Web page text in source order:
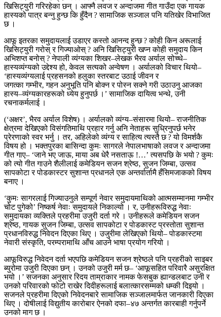
खिसिट्युरी गरिरहेका छन् । आफ्नै लवज र अन्दाजमा गीत गाउँदा एक गायक
हास्यको पात्र बन्नु हुन्छ कि हुँदैन ? सामाजिक सञ्जाल पनि यतिखेर विभाजित
छ ।
आफू इतरका समुदायलाई उडाएर कस्तो आनन्द हुन्छ ? कोही किन अरूलाई
खिसिट्युरी गरोस् र गिज्याओस् ? अनि खिसिट्युरी खप्न कोही समुदाय किन
अभिशप्त बनोस् ? नेपाली व्यंग्यका शिखर–लेखक भैरव अर्याल सोच्थे–
हास्यव्यंग्यको उद्देश्य हो, केवल सत्यको अन्वेषण । अर्यालको विचार थियो–
‘हास्यव्यंग्यलाई प्रहसनको हलुका स्तरबाट उठाई जीवन र
जगत्का गम्भीर, गहन अनुभूति पनि बोक्न र पोस्न सक्ने गरी उठाउनु आजका
हास्य–व्यंग्यकारहरूको ध्येय हुनुपर्छ ।’ सामाजिक दायित्व भन्थे, उनी
रचनाकर्मलाई ।
(‘अक्षर’, भैरव अर्याल विशेष) । अर्यालको व्यंग्य–संसारमा थियो– राजनीतिक
क्षेत्रमा देखिएको विसंगतिमाथि प्रहार गर्नु अनि नेताहरू सुध्रिनुपर्छ भनेर
प्रेरणाको स्वर भर्नु । तर, अहिलेको व्यंग्य र साहित्य त्यस्तै छ ? यो विमर्शकै
विषय हो । भक्तपुरका बासिन्दा कुमः सागरले नेपालभाषाको लवज र अन्दाजमा
गीत गाए– ‘जाने भए जाऊ, माया अब धेरै नसताऊ !…’ त्यसपछि के भयो ? कुमः
को त्यो गीत गाउने शैलीलाई कमेडियन सजन श्रेष्ठ, सुजन जिम्बा, उत्सव
सापकोटा र पोडकास्टर सुशान्त प्रधानले एक अन्तर्वार्तामै हँसिमजाकको विषय
बनाए ।
‘कुमः सागरलाई गिज्याउनुले सम्पूर्ण नेवार समुदायमाथिको आत्मसम्मानमा गम्भीर
चोट पुगेको’ निष्कर्ष नेवाः समुदायले निकाल्यो । र, उनीहरूविरुद्ध नेवाः
समुदायका व्यक्तिले प्रहरीमा उजुरी दर्ता गरे । उनीहरूले कमेडियन सजन
श्रेष्ठ, गायक सुजन जिम्बा, उत्सव सापकोटा र पोडकास्ट प्रस्तोता सुशान्त
प्रधानविरुद्ध निवेदन दिएका थिए । उजुरीमा लेखिएको थियो– पोडकास्टमा
नेवारी संस्कृति, परम्परामाथि आँच आउने भाषा प्रयोग गरियो ।
आफूविरुद्ध निवेदन दर्ता भएपछि कमेडियन सजन श्रेष्ठले पनि प्रहरीको साइबर
ब्युरोमा उजुरी दिएका छन् । उनको उजुरी मर्म छ– ‘आफूसहित परिवारै असुरक्षित
भयो ।’ सजनका अनुसार रिदय ताम्राकार नामक फेसबुक ह्यान्डलबाट उनी र
उनको परिवारको फोटो राखेर दिदीहरूलाई बलात्कारसम्मको धम्की दिइयो ।
सजनले प्रहरीमा दिएको निवेदनबारे सामाजिक सञ्जालमार्फत जानकारी दिएका
थिए । दोषीलाई विद्युतीय कारोबार ऐनको दफा–४७ अन्तर्गत कारबाही गर्नुपर्ने
उनको माग छ ।